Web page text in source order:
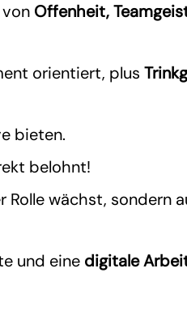
Offenheit,
orientiert, plus
bieten.
belohnt!
wächst, sondern
und eine digitale